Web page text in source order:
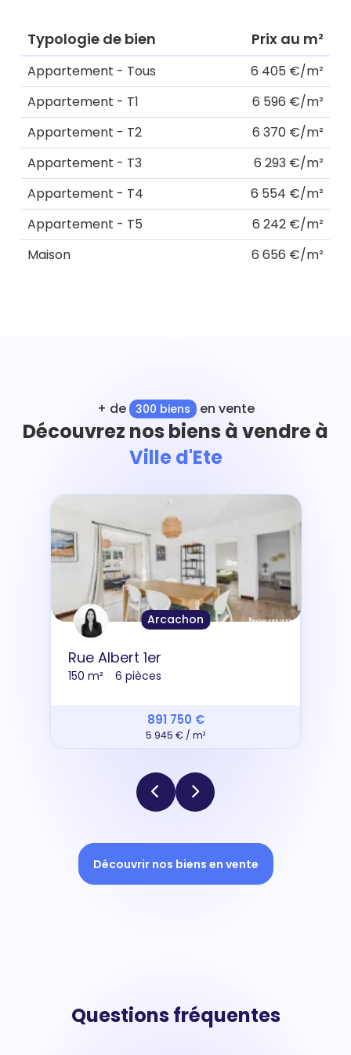
Typologie de bien Prix au m²
Appartement - Tous
6 405 €/m²
Appartement - T1
6 596 €/m²
Appartement - T2
6 370 €/m²
Appartement - T3
6 293 €/m²
Appartement - T4
6 554 €/m²
Appartement - T5
6 242 €/m²
Maison
6 656 €/m²
+ de 300 biens en vente
Découvrez nos biens à vendre à
Ville d'Ete
Arcachon
Rue Albert 1er
150 m² 6 pièces
891 750 €
5 945 € / m²
Découvrir nos biens en vente
Questions fréquentes